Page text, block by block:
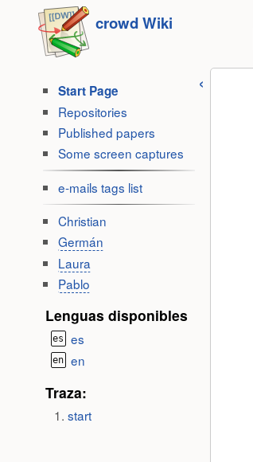
Saltar a
contenido
crowd Wiki
Start Page
Repositories
Published papers
Some screen captures
e-mails tags list
Christian
Germán
Laura
Pablo
Lenguas disponibles
es
en
Traza:
start